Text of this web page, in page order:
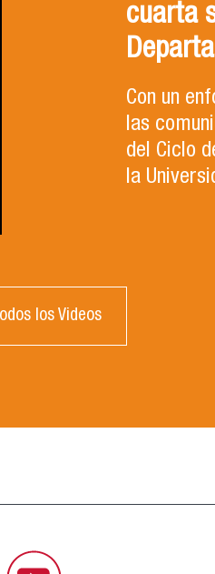
cuarta
Con un
las
del Ciclo
la
los Videos